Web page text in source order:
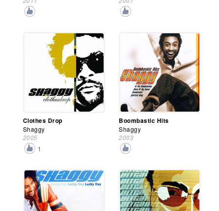
Clothes Drop
Shaggy
2005
1
Boombastic Hits
Shaggy
2003